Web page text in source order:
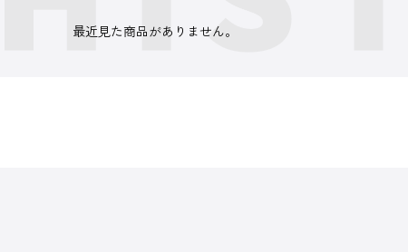
最近見た商品がありません。